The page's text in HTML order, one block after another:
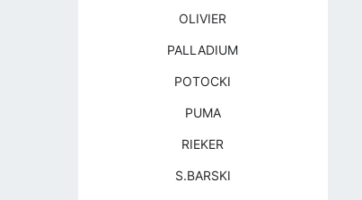
OLIVIER
PALLADIUM
POTOCKI
PUMA
RIEKER
S.BARSKI